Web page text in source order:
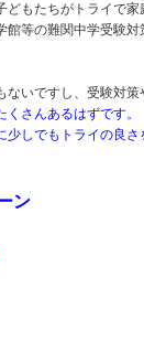
どもたちがトライで
館等の難関中学受験
ないですし、受験対
さんあるはずです。
しでもトライの良さ
ン